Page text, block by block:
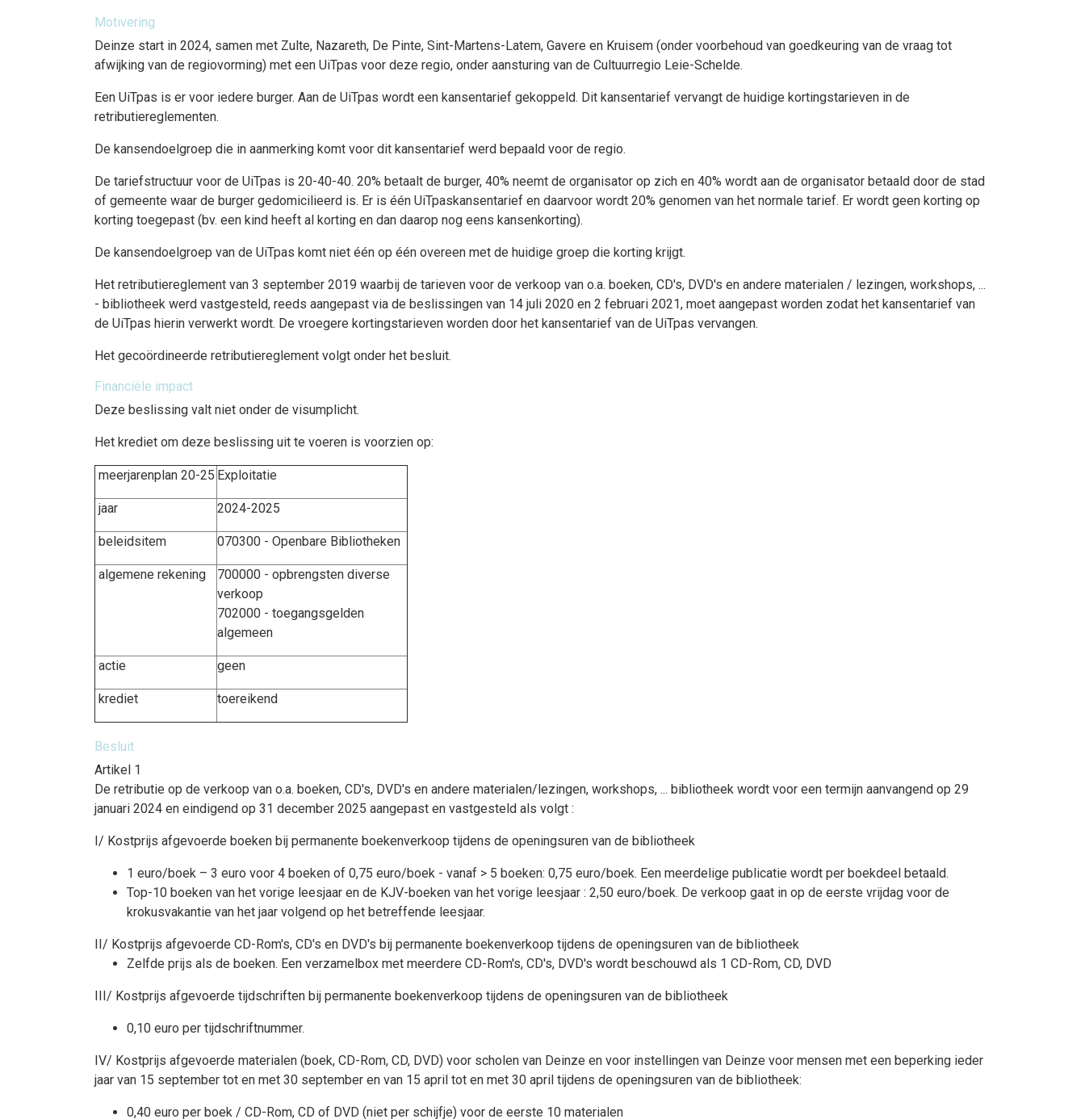
Motivering
Deinze start in 2024, samen met Zulte, Nazareth, De Pinte, Sint-Martens-Latem, Gavere en Kruisem (onder voorbehoud van goedkeuring van de vraag tot
afwijking van de regiovorming) met een UiTpas voor deze regio, onder aansturing van de Cultuurregio Leie-Schelde.
Een UiTpas is er voor iedere burger. Aan de UiTpas wordt een kansentarief gekoppeld. Dit kansentarief vervangt de huidige kortingstarieven in de
retributiereglementen.
De kansendoelgroep die in aanmerking komt voor dit kansentarief werd bepaald voor de regio.
De tariefstructuur voor de UiTpas is 20-40-40. 20% betaalt de burger, 40% neemt de organisator op zich en 40% wordt aan de organisator betaald door de stad
of gemeente waar de burger gedomicilieerd is. Er is één UiTpaskansentarief en daarvoor wordt 20% genomen van het normale tarief. Er wordt geen korting op
korting toegepast (bv. een kind heeft al korting en dan daarop nog eens kansenkorting).
De kansendoelgroep van de UiTpas komt niet één op één overeen met de huidige groep die korting krijgt.
Het retributiereglement van 3 september 2019 waarbij de tarieven voor de verkoop van o.a. boeken, CD's, DVD's en andere materialen / lezingen, workshops, ...
- bibliotheek werd vastgesteld, reeds aangepast via de beslissingen van 14 juli 2020 en 2 februari 2021, moet aangepast worden zodat het kansentarief van
de UiTpas hierin verwerkt wordt. De vroegere kortingstarieven worden door het kansentarief van de UiTpas vervangen.
Het gecoördineerde retributiereglement volgt onder het besluit.
Financiële impact
Deze beslissing valt niet onder de visumplicht.
Het krediet om deze beslissing uit te voeren is voorzien op:
meerjarenplan 20-25 Exploitatie
jaar 2024-2025
beleidsitem 070300 - Openbare Bibliotheken
algemene rekening
700000 - opbrengsten diverse
verkoop
702000 - toegangsgelden
algemeen
actie geen
krediet toereikend
Besluit
Artikel 1
De retributie op de verkoop van o.a. boeken, CD's, DVD's en andere materialen/lezingen, workshops, ... bibliotheek wordt voor een termijn aanvangend op 29
januari 2024 en eindigend op 31 december 2025 aangepast en vastgesteld als volgt :
I/ Kostprijs afgevoerde boeken bij permanente boekenverkoop tijdens de openingsuren van de bibliotheek
1 euro/boek – 3 euro voor 4 boeken of 0,75 euro/boek - vanaf > 5 boeken: 0,75 euro/boek. Een meerdelige publicatie wordt per boekdeel betaald.
Top-10 boeken van het vorige leesjaar en de KJV-boeken van het vorige leesjaar : 2,50 euro/boek. De verkoop gaat in op de eerste vrijdag voor de
krokusvakantie van het jaar volgend op het betreffende leesjaar.
II/ Kostprijs afgevoerde CD-Rom's, CD's en DVD's bij permanente boekenverkoop tijdens de openingsuren van de bibliotheek
Zelfde prijs als de boeken. Een verzamelbox met meerdere CD-Rom's, CD's, DVD's wordt beschouwd als 1 CD-Rom, CD, DVD
III/ Kostprijs afgevoerde tijdschriften bij permanente boekenverkoop tijdens de openingsuren van de bibliotheek
0,10 euro per tijdschriftnummer.
IV/ Kostprijs afgevoerde materialen (boek, CD-Rom, CD, DVD) voor scholen van Deinze en voor instellingen van Deinze voor mensen met een beperking ieder
jaar van 15 september tot en met 30 september en van 15 april tot en met 30 april tijdens de openingsuren van de bibliotheek:
0,40 euro per boek / CD-Rom, CD of DVD (niet per schijfje) voor de eerste 10 materialen